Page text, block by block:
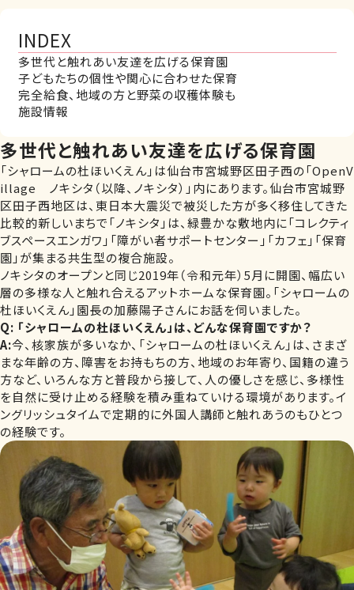
INDEX
多世代と触れあい友達を広げる保育園
子どもたちの個性や関心に合わせた保育
完全給食、地域の方と野菜の収穫体験も
施設情報
多世代と触れあい友達を広げる保育園
「シャロームの杜ほいくえん」は仙台市宮城野区田子西の「OpenV
illage ノキシタ（以降、ノキシタ）」内にあります。仙台市宮城野
区田子西地区は、東日本大震災で被災した方が多く移住してきた
比較的新しいまちで「ノキシタ」は、緑豊かな敷地内に「コレクティ
ブスペースエンガワ」「障がい者サポートセンター」「カフェ」「保育
園」が集まる共生型の複合施設。
ノキシタのオープンと同じ2019年（令和元年）5月に開園、幅広い
層の多様な人と触れ合えるアットホームな保育園。「シャロームの
杜ほいくえん」園長の加藤陽子さんにお話を伺いました。
Q: 「シャロームの杜ほいくえん」は、どんな保育園ですか？
A:今、核家族が多いなか、「シャロームの杜ほいくえん」は、さまざ
まな年齢の方、障害をお持もちの方、地域のお年寄り、国籍の違う
方など、いろんな方と普段から接して、人の優しさを感じ、多様性
を自然に受け止める経験を積み重ねていける環境があります。イ
ングリッシュタイムで定期的に外国人講師と触れあうのもひとつ
の経験です。